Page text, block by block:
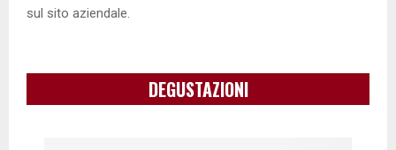
sul sito aziendale.
DEGUSTAZIONI